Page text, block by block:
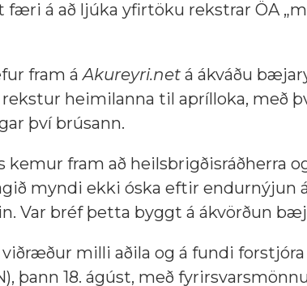
færi á að ljúka yfirtöku rekstrar ÖA
fram áAkureyri.net á ákváðu
rekstur heimilanna til aprílloka, með
því brúsann.
kemur fram að heilsbrigðisráðherra
myndi ekki óska eftir endurnýjun
Var bréf þetta byggt á ákvörðun
milli aðila og á fundi
þann 18. ágúst, með